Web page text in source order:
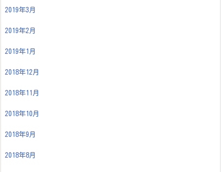
2019年3月
2019年2月
2019年1月
2018年12月
2018年11月
2018年10月
2018年9月
2018年8月